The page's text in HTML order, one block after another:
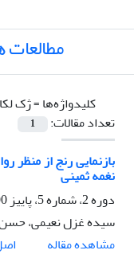
مطالعات
کلیدواژه‌ها =ژک
تعداد مقالات:
1
بازنمایی رنج از منظر
نغمه ثمینی
دوره 2، شماره 5، پاییز 1400، صفحه
سیده غزل نعیمی،
مشاهده مقاله